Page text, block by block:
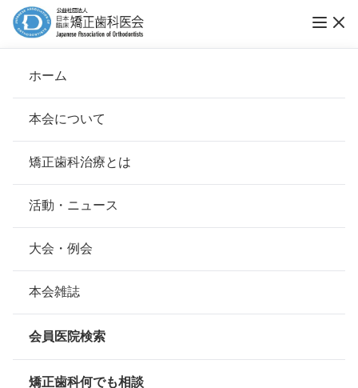
ホーム
本会について
会長挨拶
基本理念
組織について
本会の歴史
矯正歯科治療とは
安心して治療を受けていただくための「6つの指針」
安心できる矯正歯科治療契約のための「7つの提言」
矯正歯科治療について
活動・ニュース
大会・例会
本会雑誌
会員医院検索
矯正歯科何でも相談
vol.31 中高年の矯正歯科治療 ―8020達成を目
指して―
トレンドウォッチ
公開日：2023年05月08日（月）